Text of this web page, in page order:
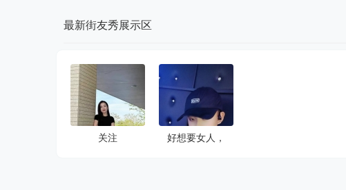
最新街友秀展示区
关注 好想要女人，